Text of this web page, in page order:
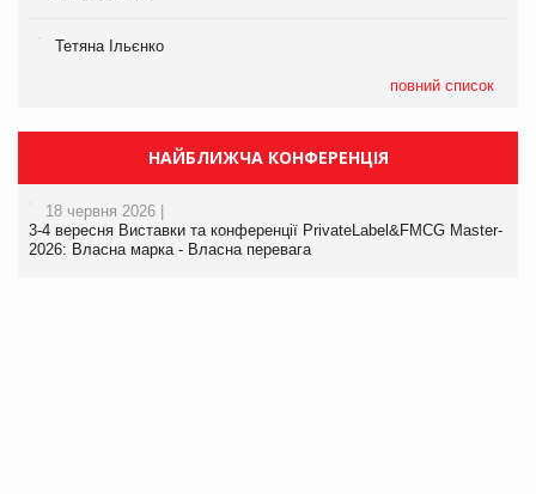
Тетяна Ільєнко
повний список
НАЙБЛИЖЧА КОНФЕРЕНЦІЯ
18 червня 2026 |
3-4 вересня Виставки та конференції PrivateLabel&FMCG Master-
2026: Власна марка - Власна перевага